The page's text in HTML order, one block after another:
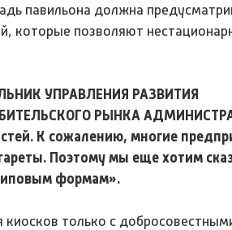
павильона должна
которые позволяют
УПРАВЛЕНИЯ РАЗВИТИЯ
РЫНКА
К сожалению, многие
Поэтому мы еще хотим
формам».
только с